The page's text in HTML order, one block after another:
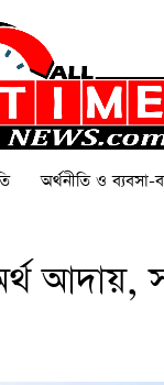
অর্থনীতি ও ব্যবসা-